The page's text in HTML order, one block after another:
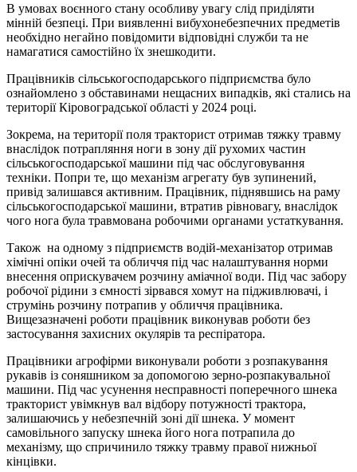
В умовах воєнного стану особливу увагу слід приділяти
мінній безпеці. При виявленні вибухонебезпечних предметів
необхідно негайно повідомити відповідні служби та не
намагатися самостійно їх знешкодити.
Працівників сільськогосподарського підприємства було
ознайомлено з обставинами нещасних випадків, які стались на
території Кіровоградської області у 2024 році.
Зокрема, на території поля тракторист отримав тяжку травму
внаслідок потрапляння ноги в зону дії рухомих частин
сільськогосподарської машини під час обслуговування
техніки. Попри те, що механізм агрегату був зупинений,
привід залишався активним. Працівник, піднявшись на раму
сільськогосподарської машини, втратив рівновагу, внаслідок
чого нога була травмована робочими органами устаткування.
Також на одному з підприємств водій-механізатор отримав
хімічні опіки очей та обличчя під час налаштування норми
внесення оприскувачем розчину аміачної води. Під час забору
робочої рідини з ємності зірвався хомут на підживлювачі, і
струмінь розчину потрапив у обличчя працівника.
Вищезазначені роботи працівник виконував роботи без
застосування захисних окулярів та респіратора.
Працівники агрофірми виконували роботи з розпакування
рукавів із соняшником за допомогою зерно-розпакувальної
машини. Під час усунення несправності поперечного шнека
тракторист увімкнув вал відбору потужності трактора,
залишаючись у небезпечній зоні дії шнека. У момент
самовільного запуску шнека його нога потрапила до
механізму, що спричинило тяжку травму правої нижньої
кінцівки.